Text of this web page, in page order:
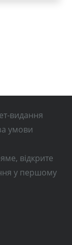
видання
умови
відкрите
у першому